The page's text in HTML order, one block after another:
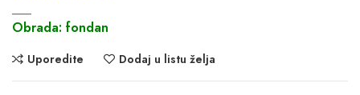
Obrada: fondan
Uporedite Dodaj u listu želja